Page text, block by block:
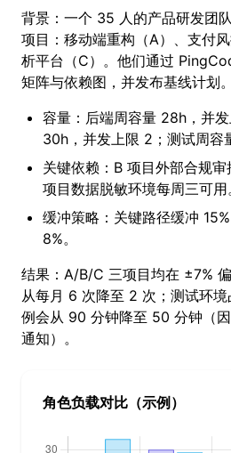
背景：一个 35 人的产品研发团
项目：移动端重构（A）、支付
析平台（C）。他们通过
矩阵与依赖图，并发布基线计划。
容量：后端周容量 28h，并
30h，并发上限 2；测试周容
关键依赖：B 项目外部合规
项目数据脱敏环境每周三可用
缓冲策略：关键路径缓冲
8%。
结果：A/B/C 三项目均在 ±7%
从每月 6 次降至 2 次；测试环
例会从 90 分钟降至 50 分钟（
通知）。
角色负载对比（示例）